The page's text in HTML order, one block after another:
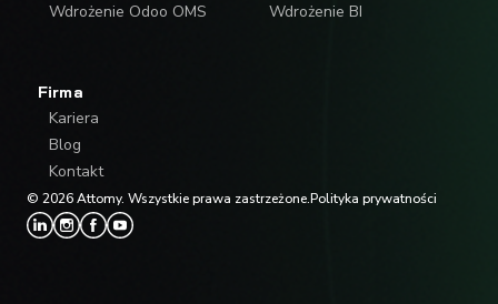
Wdrożenie Odoo OMS Wdrożenie BI
Firma
Kariera
Blog
Kontakt
© 2026 Attomy. Wszystkie prawa zastrzeżone.Polityka prywatności